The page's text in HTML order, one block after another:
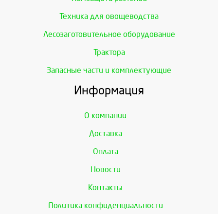
Техника для овощеводства
Лесозаготовительное оборудование
Трактора
Запасные части и комплектующие
Информация
О компании
Доставка
Оплата
Новости
Контакты
Политика конфиденциальности